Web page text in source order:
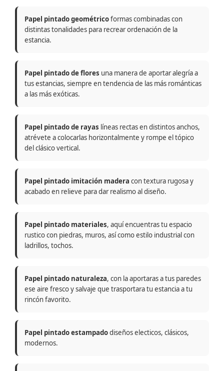
Papel pintado geométricoformas combinadas con
distintas tonalidades para recrear ordenación de la
estancia.
Papel pintado de flores una manera de aportar alegría a
tus estancias, siempre en tendencia de las más románticas
a las más exóticas.
Papel pintado de rayas líneas rectas en distintos anchos,
atrévete a colocarlas horizontalmente y rompe el tópico
del clásico vertical.
Papel pintado imitación madera con textura rugosa y
acabado en relieve para dar realismo al diseño.
Papel pintado materiales, aquí encuentras tu espacio
rustico con piedras, muros, así como estilo industrial con
ladrillos, tochos.
Papel pintado naturaleza, con la aportaras a tus paredes
ese aire fresco y salvaje que trasportara tu estancia a tu
rincón favorito.
Papel pintado estampadodiseños electicos, clásicos,
modernos.